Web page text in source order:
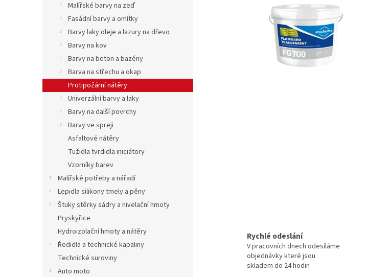
Malířské barvy na zeď
Fasádní barvy a omítky
Barvy laky oleje a lazury na dřevo
Barvy na kov
Barvy na beton a bazény
Barva na střechu a okap
Protipožární nátěry
Univerzální barvy a laky
Barvy na další povrchy
Barvy ve spreji
Asfaltové nátěry
Tužidla tvrdidla iniciátory
Vzorníky barev
Malířské potřeby a nářadí
Lepidla silikony tmely a pěny
Štuky stěrky sádry a nivelační hmoty
Pryskyřice
Hydroizolační hmoty a nátěry
Ředidla a technické kapaliny
Technické suroviny
Auto moto
Rychlé odeslání
V pracovních dnech odesíláme
objednávky které jsou
skladem do 24 hodin